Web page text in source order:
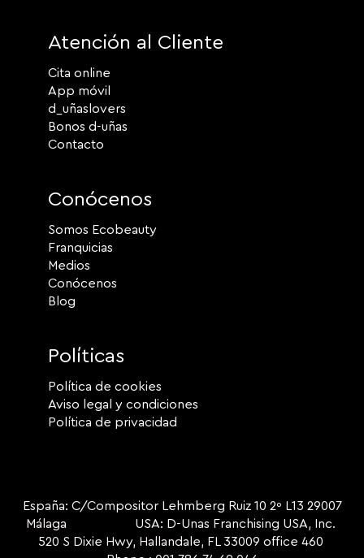
Atención al Cliente
Cita online
App móvil
d_uñaslovers
Bonos d-uñas
Contacto
Conócenos
Somos Ecobeauty
Franquicias
Medios
Conócenos
Blog
Políticas
Política de cookies
Aviso legal y condiciones
Política de privacidad
España: C/Compositor Lehmberg Ruiz 10 2º L13 29007
Málaga USA: D-Unas Franchising USA, Inc.
520 S Dixie Hwy, Hallandale, FL 33009 office 460